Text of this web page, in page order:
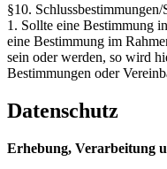
§10.
1. Sollte eine Bestimmung
eine Bestimmung im
sein oder werden, so wird
Bestimmungen oder
Datenschutz
Erhebung, Verarbeitung